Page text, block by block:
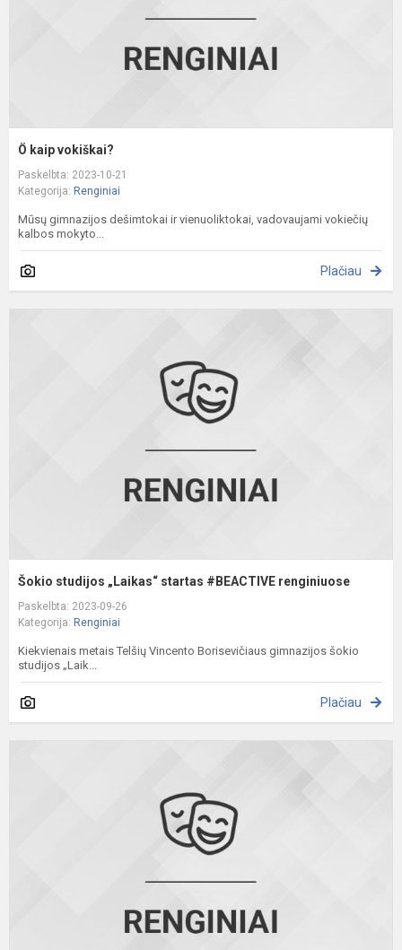
Ö kaip vokiškai?
Paskelbta: 2023-10-21
Kategorija: Renginiai
Mūsų gimnazijos dešimtokai ir vienuoliktokai, vadovaujami vokiečių
kalbos mokyto...
Plačiau
Šokio studijos „Laikas“ startas #BEACTIVE renginiuose
Paskelbta: 2023-09-26
Kategorija: Renginiai
Kiekvienais metais Telšių Vincento Borisevičiaus gimnazijos šokio
studijos „Laik...
Plačiau